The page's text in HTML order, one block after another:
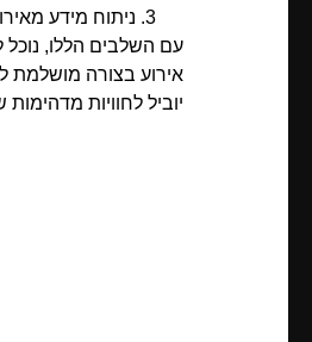
ניתוח מידע
עם השלבים הללו,
אירוע בצורה מושלמת
יוביל לחוויות